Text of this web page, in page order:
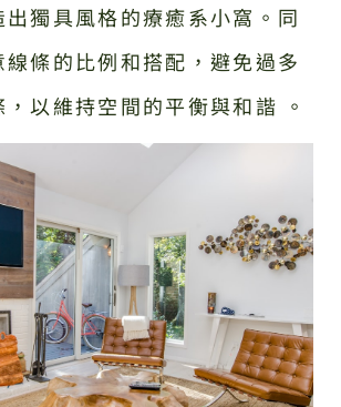
獨具風格的療癒系小窩。同
條的比例和搭配，避免過多
以維持空間的平衡與和諧 。